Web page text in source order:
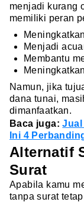
menjadi kurang
memiliki peran
Menjadi
Membantu
Namun, jika
dana tunai,
dimanfaatkan.
Baca juga:Jual
Ini 4
Alternatif
Surat
Apabila kamu
tanpa surat